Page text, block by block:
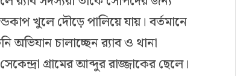
খুলে দৌড়ে পালিয়ে যায়। বর্তমানে
অভিযান চালাচ্ছেন র‌্যাব ও থানা
গ্রামের আব্দুর রাজ্জাকের ছেলে।